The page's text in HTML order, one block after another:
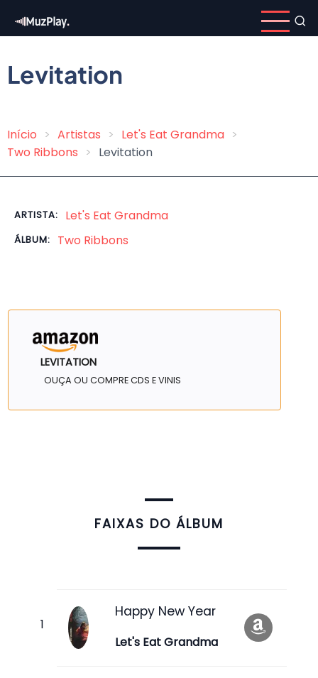
para
conteúdo
principal
Levitation
Trilha
Início Artistas
Let's Eat Grandma
Two Ribbons
Levitation
ARTISTA: Let's Eat Grandma
ÁLBUM: Two Ribbons
LEVITATION
OUÇA OU COMPRE CDS E VINIS
FAIXAS DO ÁLBUM
Happy New Year
Let's Eat Grandma